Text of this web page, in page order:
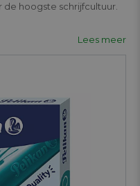
de hoogste schrijfcultuur.
Lees meer